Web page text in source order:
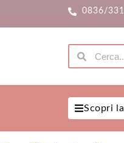
0836/
Scopri